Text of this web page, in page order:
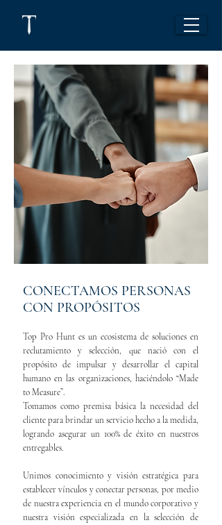
CONECTAMOS PERSONAS
CON PROPÓSITOS
Top Pro Hunt es un ecosistema de soluciones en
reclutamiento y selección, que nació con el
propósito de impulsar y desarrollar el capital
humano en las organizaciones, haciéndolo “Made
to Measure”.
Tomamos como premisa básica la necesidad del
cliente para brindar un servicio hecho a la medida,
logrando asegurar un 100% de éxito en nuestros
entregables.
Unimos conocimiento y visión estratégica para
establecer vínculos y conectar personas, por medio
de nuestra experiencia en el mundo corporativo y
nuestra visión especializada en la selección de